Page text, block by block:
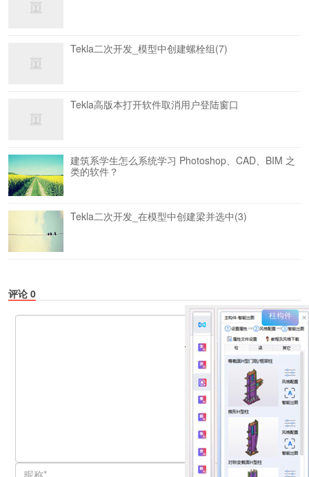
Tekla二次开发_模型中创建螺栓组(7)
Tekla高版本打开软件取消用户登陆窗口
建筑系学生怎么系统学习 Photoshop、CAD、BIM 之
类的软件？
Tekla二次开发_在模型中创建梁并选中(3)
评论 0